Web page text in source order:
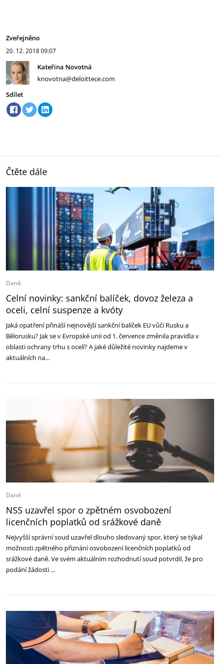
Zveřejněno
20. 12. 201809:07
Kateřina Novotná
knovotna@deloittece.com
Sdílet
Čtěte dále
Daně
Celní novinky: sankční balíček, dovoz železa a
oceli, celní suspenze a kvóty
Jaká opatření přináší nejnovější sankční balíček EU vůči Rusku a
Bělorusku? Jak se v Evropské unii od 1. července změnila pravidla v
oblasti ochrany trhu s ocelí? A jaké důležité novinky najdeme v
aktuálních na…
Daně
NSS uzavřel spor o zpětném osvobození
licenčních poplatků od srážkové daně
Nejvyšší správní soud uzavřel dlouho sledovaný spor, který se týkal
možnosti zpětného přiznání osvobození licenčních poplatků od
srážkové daně. Ve svém aktuálním rozhodnutí soud potvrdil, že pro
podání žádosti …